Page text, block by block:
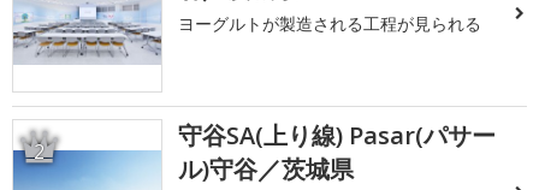
ヨーグルトが製造される工程が見られる
2
守谷SA(上り線) Pasar(パサー
ル)守谷／茨城県